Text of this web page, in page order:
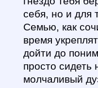
себя, но и для
Семью, как
время
дойти до
просто
молчаливый